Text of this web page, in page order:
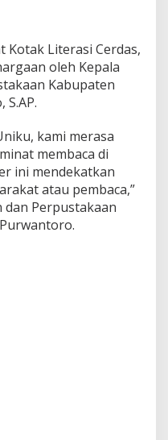
Kotak Literasi Cerdas,
oleh Kepala
Kabupaten
kami merasa
membaca di
ini mendekatkan
atau pembaca,”
dan Perpustakaan